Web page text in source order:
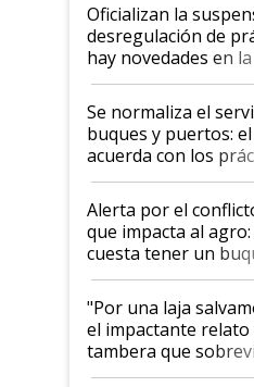
Oficializan la
desregulación de
hay novedades en la
la hidrovía
Se normaliza el
buques y puertos:
acuerda con los
suspende el
desregulación
Alerta por el
que impacta al
cuesta tener un
y el peligro de que
pase a ser "país
"Por una laja
el impactante relato
tambera que
tornado